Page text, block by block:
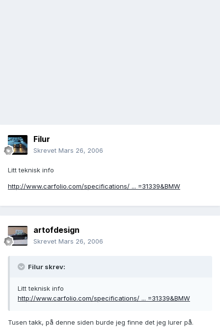
Filur
Skrevet Mars 26, 2006
Litt teknisk info
http://www.carfolio.com/specifications/ ... =31339&BMW
artofdesign
Skrevet Mars 26, 2006
Filur skrev:
Litt teknisk info
http://www.carfolio.com/specifications/ ... =31339&BMW
Tusen takk, på denne siden burde jeg finne det jeg lurer på.